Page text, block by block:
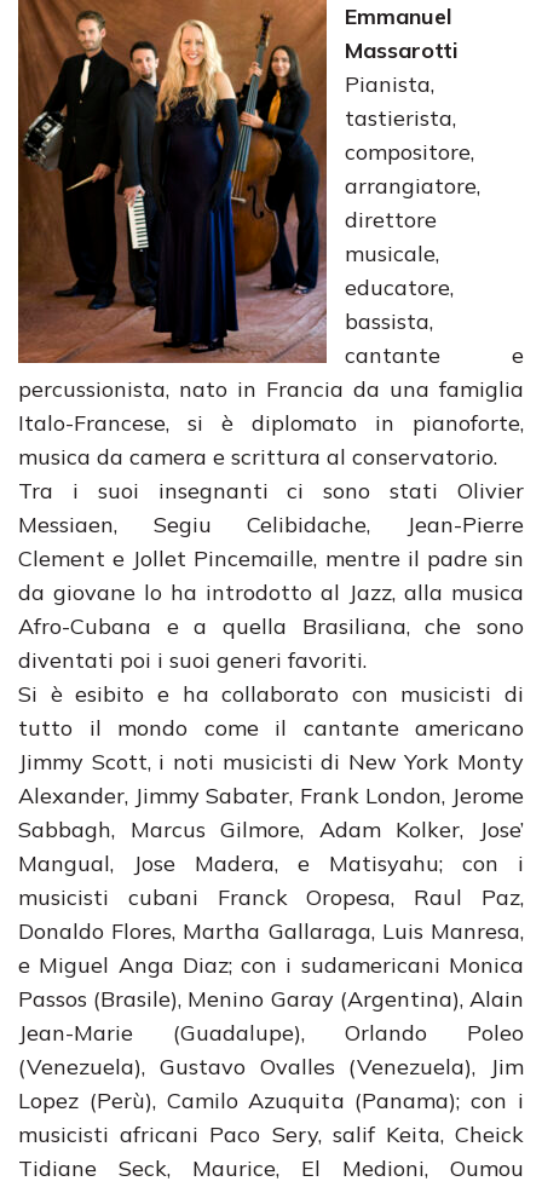
Emmanuel
Massarotti
Pianista,
tastierista,
compositore,
arrangiatore,
direttore
musicale,
educatore,
bassista,
cantante e
percussionista, nato in Francia da una famiglia
Italo-Francese, si è diplomato in pianoforte,
musica da camera e scrittura al conservatorio.
Tra i suoi insegnanti ci sono stati Olivier
Messiaen, Segiu Celibidache, Jean-Pierre
Clement e Jollet Pincemaille, mentre il padre sin
da giovane lo ha introdotto al Jazz, alla musica
Afro-Cubana e a quella Brasiliana, che sono
diventati poi i suoi generi favoriti.
Si è esibito e ha collaborato con musicisti di
tutto il mondo come il cantante americano
Jimmy Scott, i noti musicisti di New York Monty
Alexander, Jimmy Sabater, Frank London, Jerome
Sabbagh, Marcus Gilmore, Adam Kolker, Jose’
Mangual, Jose Madera, e Matisyahu; con i
musicisti cubani Franck Oropesa, Raul Paz,
Donaldo Flores, Martha Gallaraga, Luis Manresa,
e Miguel Anga Diaz; con i sudamericani Monica
Passos (Brasile), Menino Garay (Argentina), Alain
Jean-Marie (Guadalupe), Orlando Poleo
(Venezuela), Gustavo Ovalles (Venezuela), Jim
Lopez (Perù), Camilo Azuquita (Panama); con i
musicisti africani Paco Sery, salif Keita, Cheick
Tidiane Seck, Maurice, El Medioni, Oumou